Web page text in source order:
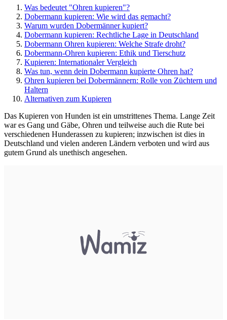
Was bedeutet "Ohren kupieren"?
Dobermann kupieren: Wie wird das gemacht?
Warum wurden Dobermänner kupiert?
Dobermann kupieren: Rechtliche Lage in Deutschland
Dobermann Ohren kupieren: Welche Strafe droht?
Dobermann-Ohren kupieren: Ethik und Tierschutz
Kupieren: Internationaler Vergleich
Was tun, wenn dein Dobermann kupierte Ohren hat?
Ohren kupieren bei Dobermännern: Rolle von Züchtern und
Haltern
Alternativen zum Kupieren
Das Kupieren von Hunden ist ein umstrittenes Thema. Lange Zeit
war es Gang und Gäbe, Ohren und teilweise auch die Rute bei
verschiedenen Hunderassen zu kupieren; inzwischen ist dies in
Deutschland und vielen anderen Ländern verboten und wird aus
gutem Grund als unethisch angesehen.